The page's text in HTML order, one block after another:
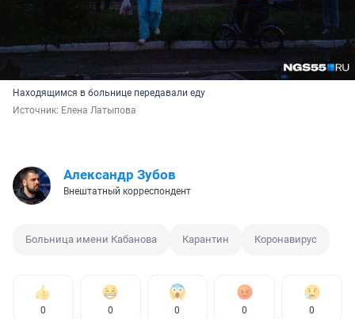
Находящимся в больнице передавали еду
Источник: Елена Латыпова
Александр Зубов
Внештатный корреспондент
Больница имени Кабанова Карантин Коронавирус
0 0 0 0 0